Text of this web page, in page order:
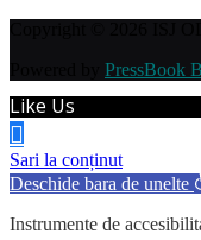
PressBook
Like Us
Sari la conținut
Deschide bara de unelte
Instrumente de